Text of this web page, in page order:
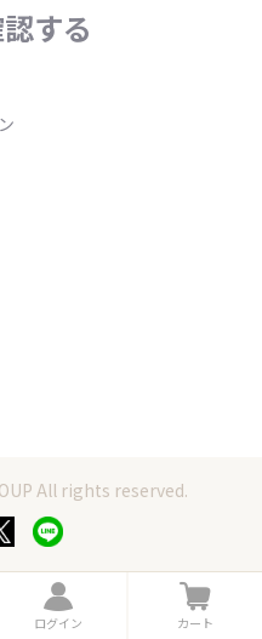
する
All rights reserved.
ロ
グ
ログイン
カ
ー
カート